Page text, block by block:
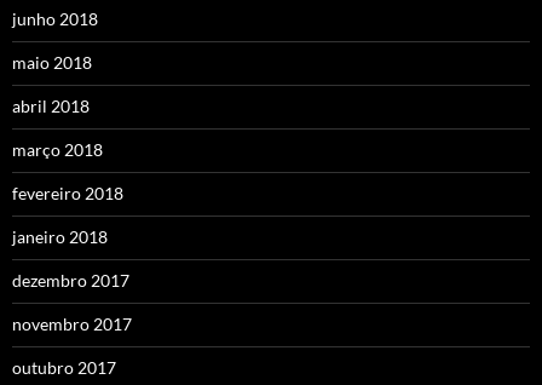
junho 2018
maio 2018
abril 2018
março 2018
fevereiro 2018
janeiro 2018
dezembro 2017
novembro 2017
outubro 2017